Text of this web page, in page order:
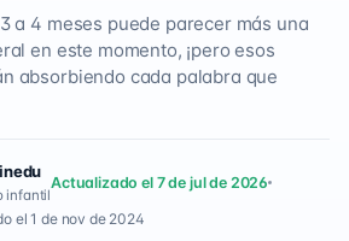
a 4 meses puede parecer más una
en este momento, ¡pero esos
absorbiendo cada palabra que
infantil
Actualizado el 7 de jul de 2026
el 1 de nov de 2024